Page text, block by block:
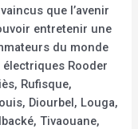
que l’avenir
entretenir une
du monde
Rooder
Rufisque,
Diourbel, Louga,
Tivaouane,